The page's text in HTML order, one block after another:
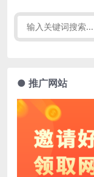
● 推广网站